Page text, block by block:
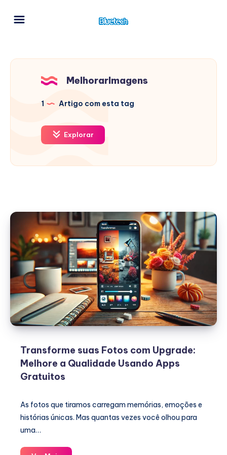
MelhorarImagens
1 Artigo com esta tag
Explorar
Transforme suas Fotos com Upgrade:
Melhore a Qualidade Usando Apps
Gratuitos
As fotos que tiramos carregam memórias, emoções e
histórias únicas. Mas quantas vezes você olhou para
uma…